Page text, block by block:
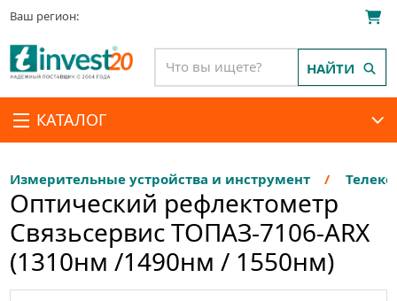
Ваш регион:
КАТАЛОГ
НАЙТИ
Измерительные устройства и инструмент
Оптический рефлектометр
Связьсервис ТОПАЗ-7106-ARX
(1310нм /1490нм / 1550нм)